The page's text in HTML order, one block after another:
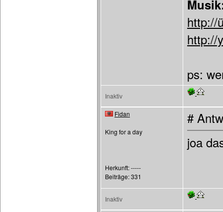
http://
http://
ps:
Inaktiv
Fidan
King for a day
Herkunft: -----
Beiträge: 331
#
joa
Inaktiv